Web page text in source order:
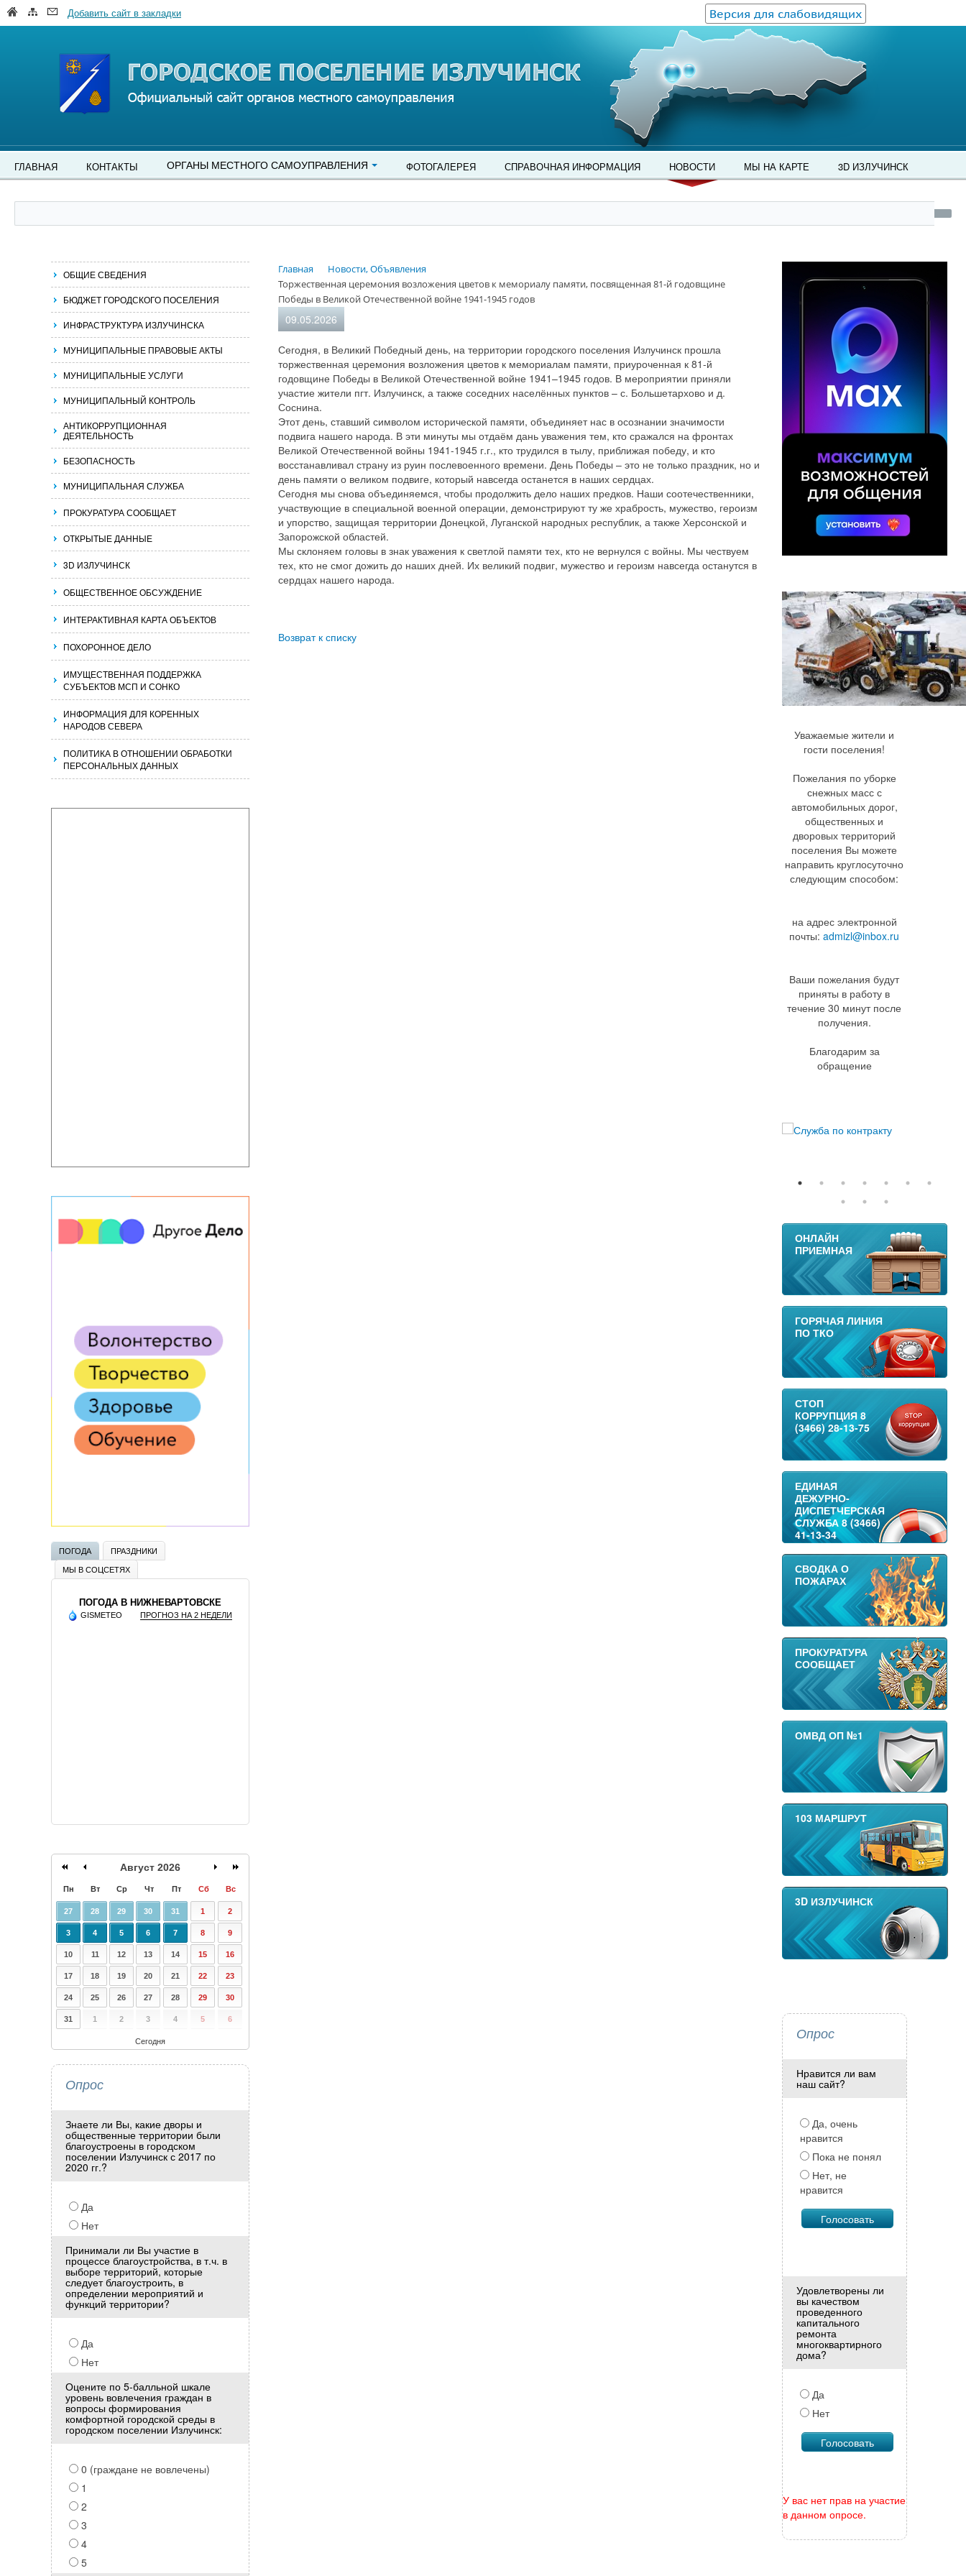
Версия для слабовидящих
Добавить сайт в закладки
ГЛАВНАЯ КОНТАКТЫ ОРГАНЫ МЕСТНОГО САМОУПРАВЛЕНИЯ ФОТОГАЛЕРЕЯ СПРАВОЧНАЯ ИНФОРМАЦИЯ НОВОСТИ МЫ НА КАРТЕ 3D ИЗЛУЧИНСК
Главная
Новости, Объявления
Торжественная церемония возложения цветов к мемориалу памяти, посвященная 81-й годовщине
Победы в Великой Отечественной войне 1941-1945 годов
09.05.2026
Сегодня, в Великий Победный день, на территории городского поселения Излучинск прошла
торжественная церемония возложения цветов к мемориалам памяти, приуроченная к 81-й
годовщине Победы в Великой Отечественной войне 1941–1945 годов. В мероприятии приняли
участие жители пгт. Излучинск, а также соседних населённых пунктов – с. Большетархово и д.
Соснина.
Этот день, ставший символом исторической памяти, объединяет нас в осознании значимости
подвига нашего народа. В эти минуты мы отдаём дань уважения тем, кто сражался на фронтах
Великой Отечественной войны 1941-1945 г.г., кто трудился в тылу, приближая победу, и кто
восстанавливал страну из руин послевоенного времени. День Победы – это не только праздник, но и
день памяти о великом подвиге, который навсегда останется в наших сердцах.
Сегодня мы снова объединяемся, чтобы продолжить дело наших предков. Наши соотечественники,
участвующие в специальной военной операции, демонстрируют ту же храбрость, мужество, героизм
и упорство, защищая территории Донецкой, Луганской народных республик, а также Херсонской и
Запорожской областей.
Мы склоняем головы в знак уважения к светлой памяти тех, кто не вернулся с войны. Мы чествуем
тех, кто не смог дожить до наших дней. Их великий подвиг, мужество и героизм навсегда останутся в
сердцах нашего народа.
Возврат к списку
ОБЩИЕ СВЕДЕНИЯ
БЮДЖЕТ ГОРОДСКОГО ПОСЕЛЕНИЯ
ИНФРАСТРУКТУРА ИЗЛУЧИНСКА
МУНИЦИПАЛЬНЫЕ ПРАВОВЫЕ АКТЫ
МУНИЦИПАЛЬНЫЕ УСЛУГИ
МУНИЦИПАЛЬНЫЙ КОНТРОЛЬ
АНТИКОРРУПЦИОННАЯ
ДЕЯТЕЛЬНОСТЬ
БЕЗОПАСНОСТЬ
МУНИЦИПАЛЬНАЯ СЛУЖБА
ПРОКУРАТУРА СООБЩАЕТ
ОТКРЫТЫЕ ДАННЫЕ
3D ИЗЛУЧИНСК
ОБЩЕСТВЕННОЕ ОБСУЖДЕНИЕ
ИНТЕРАКТИВНАЯ КАРТА ОБЪЕКТОВ
ПОХОРОННОЕ ДЕЛО
ИМУЩЕСТВЕННАЯ ПОДДЕРЖКА
СУБЪЕКТОВ МСП И СОНКО
ИНФОРМАЦИЯ ДЛЯ КОРЕННЫХ
НАРОДОВ СЕВЕРА
ПОЛИТИКА В ОТНОШЕНИИ ОБРАБОТКИ
ПЕРСОНАЛЬНЫХ ДАННЫХ
ПОГОДА
ПРАЗДНИКИ
МЫ В СОЦСЕТЯХ
ПОГОДА В НИЖНЕВАРТОВСКЕ
GISMETEO ПРОГНОЗ НА 2 НЕДЕЛИ
Август 2026
Пн Вт Ср Чт Пт Сб Вс
27 28 29 30 31 1 2
3 4 5 6 7 8 9
10 11 12 13 14 15 16
17 18 19 20 21 22 23
24 25 26 27 28 29 30
31 1 2 3 4 5 6
Сегодня
Опрос
Знаете ли Вы, какие дворы и
общественные территории были
благоустроены в городском
поселении Излучинск с 2017 по
2020 гг.?
Да
Нет
Принимали ли Вы участие в
процессе благоустройства, в т.ч. в
выборе территорий, которые
следует благоустроить, в
определении мероприятий и
функций территории?
Да
Нет
Оцените по 5-балльной шкале
уровень вовлечения граждан в
вопросы формирования
комфортной городской среды в
городском поселении Излучинск:
0 (граждане не вовлечены)
1
2
3
4
5
Уважаемые жители и
гости поселения!
Пожелания по уборке
снежных масс с
автомобильных дорог,
общественных и
дворовых территорий
поселения Вы можете
направить круглосуточно
следующим способом:
на адрес электронной
почты:admizl@inbox.ru
Ваши пожелания будут
приняты в работу в
течение 30 минут после
получения.
Благодарим за
обращение
11
ОНЛАЙН
ПРИЕМНАЯ
ГОРЯЧАЯ ЛИНИЯ
ПО ТКО
СТОП
КОРРУПЦИЯ 8
(3466) 28-13-75
ЕДИНАЯ
ДЕЖУРНО-
ДИСПЕТЧЕРСКАЯ
СЛУЖБА 8 (3466)
41-13-34
СВОДКА О
ПОЖАРАХ
ПРОКУРАТУРА
СООБЩАЕТ
ОМВД ОП №1
103 МАРШРУТ
3D ИЗЛУЧИНСК
Опрос
Нравится ли вам
наш сайт?
Да, очень
нравится
Пока не понял
Нет, не
нравится
Удовлетворены ли
вы качеством
проведенного
капитального
ремонта
многоквартирного
дома?
Да
Нет
У вас нет прав на участие
в данном опросе.